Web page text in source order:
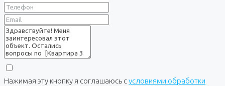
Нажимая эту кнопку я соглашаюсь сусловиями обработки